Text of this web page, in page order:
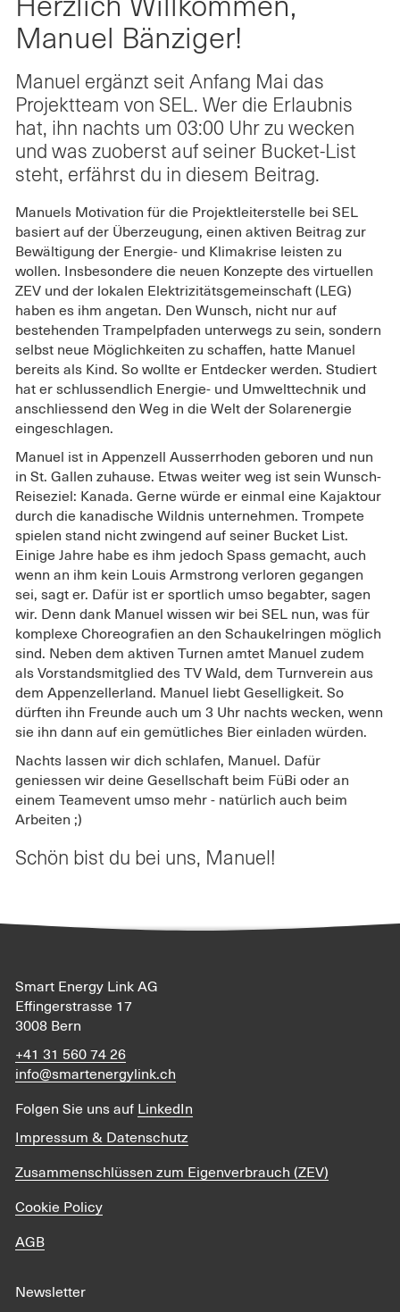
auf
Herzlich Willkommen,
Manuel Bänziger!
Manuel ergänzt seit Anfang Mai das
Projektteam von SEL. Wer die Erlaubnis
hat, ihn nachts um 03:00 Uhr zu wecken
und was zuoberst auf seiner Bucket-List
steht, erfährst du in diesem Beitrag.
Manuels Motivation für die Projektleiterstelle bei SEL
basiert auf der Überzeugung, einen aktiven Beitrag zur
Bewältigung der Energie- und Klimakrise leisten zu
wollen. Insbesondere die neuen Konzepte des virtuellen
ZEV und der lokalen Elektrizitätsgemeinschaft (LEG)
haben es ihm angetan. Den Wunsch, nicht nur auf
bestehenden Trampelpfaden unterwegs zu sein, sondern
selbst neue Möglichkeiten zu schaffen, hatte Manuel
bereits als Kind. So wollte er Entdecker werden. Studiert
hat er schlussendlich Energie- und Umwelttechnik und
anschliessend den Weg in die Welt der Solarenergie
eingeschlagen.
Manuel ist in Appenzell Ausserrhoden geboren und nun
in St. Gallen zuhause. Etwas weiter weg ist sein Wunsch-
Reiseziel: Kanada. Gerne würde er einmal eine Kajaktour
durch die kanadische Wildnis unternehmen. Trompete
spielen stand nicht zwingend auf seiner Bucket List.
Einige Jahre habe es ihm jedoch Spass gemacht, auch
wenn an ihm kein Louis Armstrong verloren gegangen
sei, sagt er. Dafür ist er sportlich umso begabter, sagen
wir. Denn dank Manuel wissen wir bei SEL nun, was für
komplexe Choreografien an den Schaukelringen möglich
sind. Neben dem aktiven Turnen amtet Manuel zudem
als Vorstandsmitglied des TV Wald, dem Turnverein aus
dem Appenzellerland. Manuel liebt Geselligkeit. So
dürften ihn Freunde auch um 3 Uhr nachts wecken, wenn
sie ihn dann auf ein gemütliches Bier einladen würden.
Nachts lassen wir dich schlafen, Manuel. Dafür
geniessen wir deine Gesellschaft beim FüBi oder an
einem Teamevent umso mehr - natürlich auch beim
Arbeiten ;)
Schön bist du bei uns, Manuel!
Smart Energy Link AG
Effingerstrasse 17
3008 Bern
+41 31 560 74 26
info@smartenergylink.ch
Folgen Sie uns auf LinkedIn
Impressum & Datenschutz
Zusammenschlüssen zum Eigenverbrauch (ZEV)
Cookie Policy
AGB
Newsletter